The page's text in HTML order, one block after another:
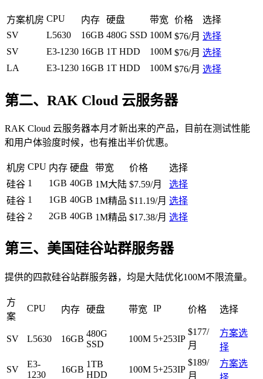
方案机房 CPU 内存 硬盘 带宽 价格
选择
SV
L5630 16GB 480G SSD 100M $76/月 选择
SV
E3-1230 16GB 1T HDD 100M $76/月 选择
LA
E3-1230 16GB 1T HDD 100M $76/月 选择
第二、RAK Cloud 云服务器
RAK Cloud 云服务器本月才新出来的产品，目前在测试性能
和用户体验度时候，也有推出半价优惠。
机房 CPU 内存 硬盘 带宽 价格
选择
硅谷 1 1GB 40GB 1M大陆 $7.59/月
选择
硅谷 1 1GB 40GB 1M精品 $11.19/月 选择
硅谷 2 2GB 40GB 1M精品 $17.38/月 选择
第三、美国硅谷站群服务器
提供的四款硅谷站群服务器，均是大陆优化100M不限流量。
方
案
CPU 内存 硬盘 带宽 IP 价格 选择
SV L5630 16GB
480G
SSD
100M 5+253IP
$177/
月
方案选
择
SV
E3-
1230
16GB
1TB
HDD
100M 5+253IP
$189/
月
方案选